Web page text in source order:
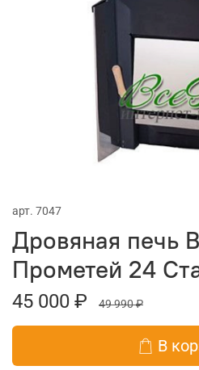
арт. 7047
Дровяная печь
Прометей 24
45 000 ₽ 49 990 ₽
В